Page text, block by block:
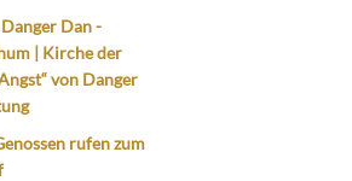
Dan -
| Kirche der
von Danger
rufen zum